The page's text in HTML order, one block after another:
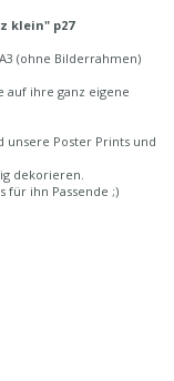
klein" p27
(ohne Bilderrahmen)
auf ihre ganz eigene
unsere Poster Prints und
dekorieren.
für ihn Passende ;)